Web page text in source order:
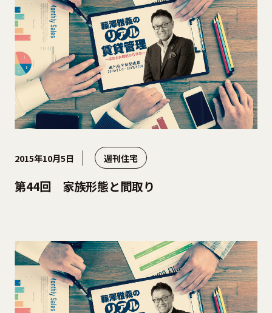
2015年10月5日 週刊住宅
第44回 家族形態と間取り